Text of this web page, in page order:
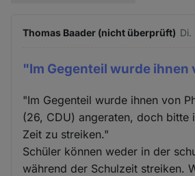
Thomas Baader (nicht überprüft) Di.
"Im Gegenteil wurde ihnen
"Im Gegenteil wurde ihnen von
(26, CDU) angeraten, doch bitte
Zeit zu streiken."
Schüler können weder in der
während der Schulzeit streiken.